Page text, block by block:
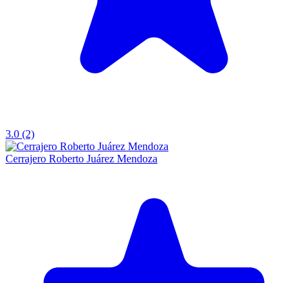
3.0 (2)
Cerrajero Roberto Juárez Mendoza